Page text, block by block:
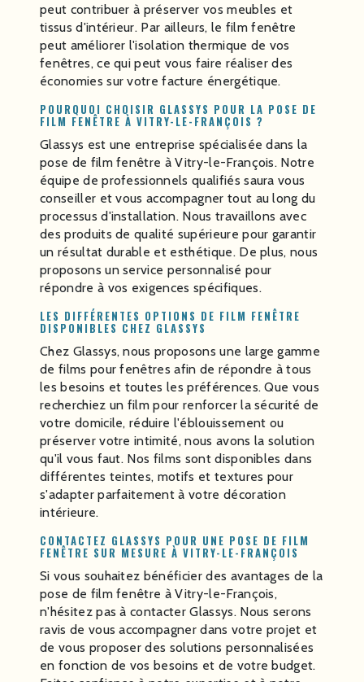
peut contribuer à préserver vos meubles et
tissus d'intérieur. Par ailleurs, le film fenêtre
peut améliorer l'isolation thermique de vos
fenêtres, ce qui peut vous faire réaliser des
économies sur votre facture énergétique.
POURQUOI CHOISIR GLASSYS POUR LA POSE DE
FILM FENÊTRE À VITRY-LE-FRANÇOIS ?
Glassys est une entreprise spécialisée dans la
pose de film fenêtre à Vitry-le-François. Notre
équipe de professionnels qualifiés saura vous
conseiller et vous accompagner tout au long du
processus d'installation. Nous travaillons avec
des produits de qualité supérieure pour garantir
un résultat durable et esthétique. De plus, nous
proposons un service personnalisé pour
répondre à vos exigences spécifiques.
LES DIFFÉRENTES OPTIONS DE FILM FENÊTRE
DISPONIBLES CHEZ GLASSYS
Chez Glassys, nous proposons une large gamme
de films pour fenêtres afin de répondre à tous
les besoins et toutes les préférences. Que vous
recherchiez un film pour renforcer la sécurité de
votre domicile, réduire l'éblouissement ou
préserver votre intimité, nous avons la solution
qu'il vous faut. Nos films sont disponibles dans
différentes teintes, motifs et textures pour
s'adapter parfaitement à votre décoration
intérieure.
CONTACTEZ GLASSYS POUR UNE POSE DE FILM
FENÊTRE SUR MESURE À VITRY-LE-FRANÇOIS
Si vous souhaitez bénéficier des avantages de la
pose de film fenêtre à Vitry-le-François,
n'hésitez pas à contacter Glassys. Nous serons
ravis de vous accompagner dans votre projet et
de vous proposer des solutions personnalisées
en fonction de vos besoins et de votre budget.